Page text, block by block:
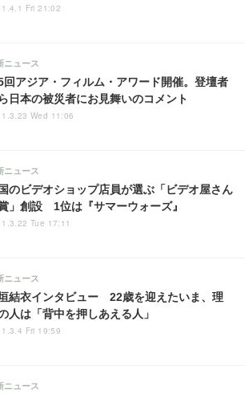
Fri 21:02
回アジア・フィルム・アワード開催。登壇者
日本の被災者にお見舞いのコメント
ニュース
Wed 11:06
のビデオショップ店員が選ぶ「ビデオ屋さん
」創設 1位は『サマーウォーズ』
ニュース
Tue 17:11
結衣インタビュー 22歳を迎えたいま、理
人は「背中を押しあえる人」
ニュース
Fri 19:59
ニュース